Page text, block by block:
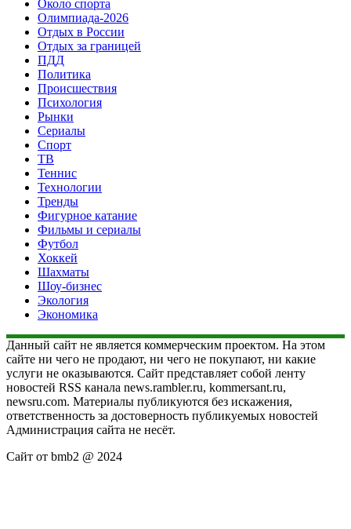
Около спорта
Олимпиада-2026
Отдых в России
Отдых за границей
ПДД
Политика
Происшествия
Психология
Рынки
Сериалы
Спорт
ТВ
Теннис
Технологии
Тренды
Фигурное катание
Фильмы и сериалы
Футбол
Хоккей
Шахматы
Шоу-бизнес
Экология
Экономика
Данный сайт не является коммерческим проектом. На этом
сайте ни чего не продают, ни чего не покупают, ни какие
услуги не оказываются. Сайт представляет собой ленту
новостей RSS канала news.rambler.ru, kommersant.ru,
newsru.com. Материалы публикуются без искажения,
ответственность за достоверность публикуемых новостей
Администрация сайта не несёт.
Сайт от bmb2 @ 2024